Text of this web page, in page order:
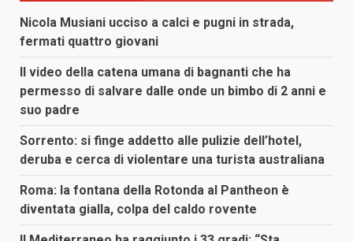
Nicola Musiani ucciso a calci e pugni in strada,
fermati quattro giovani
Il video della catena umana di bagnanti che ha
permesso di salvare dalle onde un bimbo di 2 anni e
suo padre
Sorrento: si finge addetto alle pulizie dell’hotel,
deruba e cerca di violentare una turista australiana
Roma: la fontana della Rotonda al Pantheon è
diventata gialla, colpa del caldo rovente